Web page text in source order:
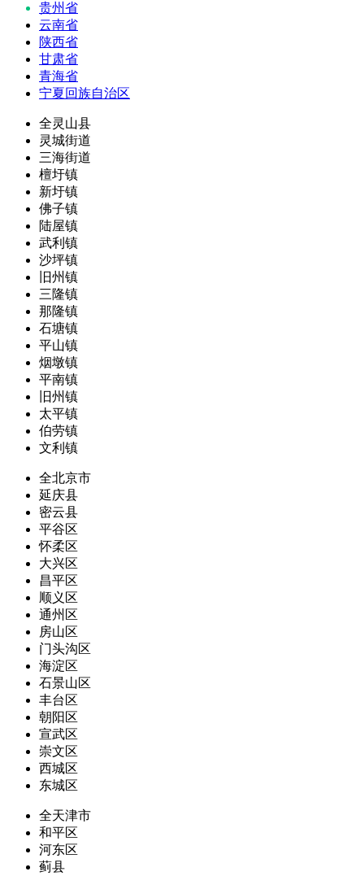
贵州省
云南省
陕西省
甘肃省
青海省
宁夏回族自治区
全灵山县
灵城街道
三海街道
檀圩镇
新圩镇
佛子镇
陆屋镇
武利镇
沙坪镇
旧州镇
三隆镇
那隆镇
石塘镇
平山镇
烟墩镇
平南镇
旧州镇
太平镇
伯劳镇
文利镇
全北京市
延庆县
密云县
平谷区
怀柔区
大兴区
昌平区
顺义区
通州区
房山区
门头沟区
海淀区
石景山区
丰台区
朝阳区
宣武区
崇文区
西城区
东城区
全天津市
和平区
河东区
蓟县